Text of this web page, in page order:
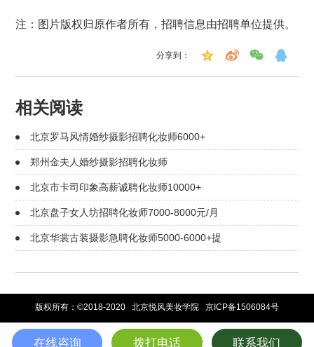
注：图片版权归原作者所有，招聘信息由招聘单位提供。
分享到：
相关阅读
北京罗马风情婚纱摄影招聘化妆师6000+
郑州金夫人婚纱摄影招聘化妆师
北京市卡司印象高薪诚聘化妆师10000+
北京盘子女人坊招聘化妆师7000-8000元/月
北京华裳古装摄影急聘化妆师5000-6000+提
版权所有：©2018-2020 北京悦风美妆学院 京ICP备1506084号
在线咨询 拨打电话 联系我们